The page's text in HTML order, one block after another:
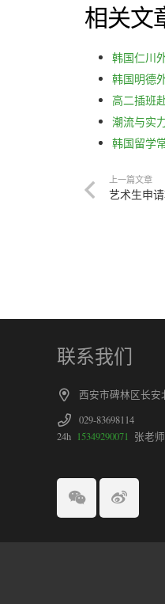
相关文
韩国仁川
韩国明德
高二插班
潮流与实
韩国留学
上一篇文章
艺术生申
联系我们
西安市碑林区长安
029-83698114
24h 15349290071 张老师